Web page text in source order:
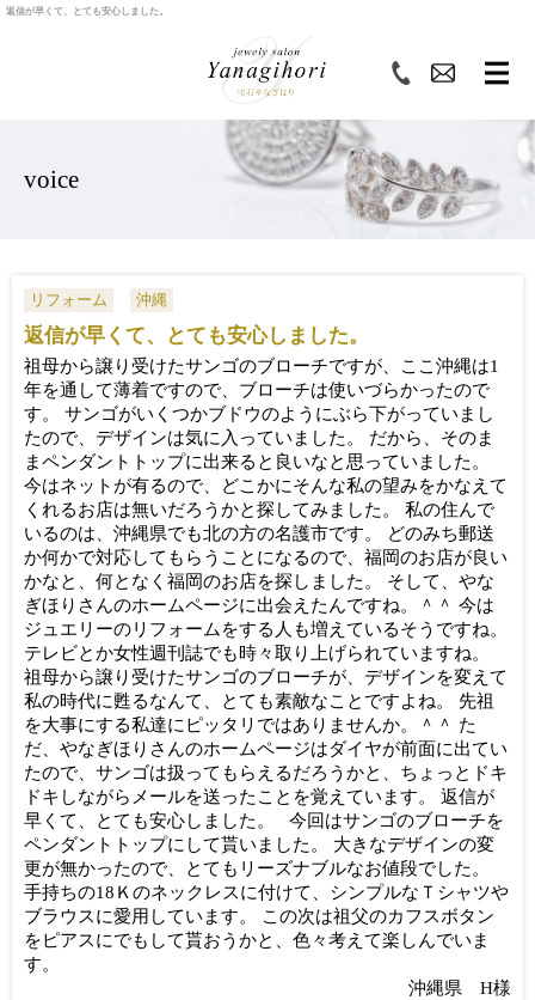
返信が早くて、とても安心しました。
voice
リフォーム 沖縄
返信が早くて、とても安心しました。
祖母から譲り受けたサンゴのブローチですが、ここ沖縄は1
年を通して薄着ですので、ブローチは使いづらかったので
す。 サンゴがいくつかブドウのようにぶら下がっていまし
たので、デザインは気に入っていました。 だから、そのま
まペンダントトップに出来ると良いなと思っていました。
今はネットが有るので、どこかにそんな私の望みをかなえて
くれるお店は無いだろうかと探してみました。 私の住んで
いるのは、沖縄県でも北の方の名護市です。 どのみち郵送
か何かで対応してもらうことになるので、福岡のお店が良い
かなと、何となく福岡のお店を探しました。 そして、やな
ぎほりさんのホームページに出会えたんですね。＾＾ 今は
ジュエリーのリフォームをする人も増えているそうですね。
テレビとか女性週刊誌でも時々取り上げられていますね。
祖母から譲り受けたサンゴのブローチが、デザインを変えて
私の時代に甦るなんて、とても素敵なことですよね。 先祖
を大事にする私達にピッタリではありませんか。＾＾ た
だ、やなぎほりさんのホームページはダイヤが前面に出てい
たので、サンゴは扱ってもらえるだろうかと、ちょっとドキ
ドキしながらメールを送ったことを覚えています。 返信が
早くて、とても安心しました。 今回はサンゴのブローチを
ペンダントトップにして貰いました。 大きなデザインの変
更が無かったので、とてもリーズナブルなお値段でした。
手持ちの18Ｋのネックレスに付けて、シンプルなＴシャツや
ブラウスに愛用しています。 この次は祖父のカフスボタン
をピアスにでもして貰おうかと、色々考えて楽しんでいま
す。
沖縄県 H様